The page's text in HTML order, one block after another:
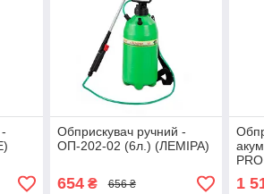
Обприскувач ручний -
ОП-202-02 (6л.) (ЛЕМІРА)
654₴ 656 ₴
л)
1